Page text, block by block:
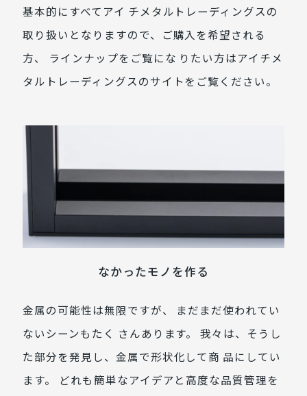
基本的にすべてアイ チメタルトレーディングスの
取り扱いとなりますので、ご購入を希望される
方、 ラインナップをご覧にな りたい方はアイチメ
タルトレーディングスのサイトをご覧ください。
なかったモノを作る
金属の可能性は無限ですが、 まだまだ使われてい
ないシーンもたく さんあります。 我々は、そうし
た部分を発見し、金属で形状化して商 品にしてい
ます。 どれも簡単なアイデアと高度な品質管理を